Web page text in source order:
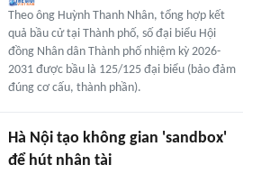
Theo ông Huỳnh Thanh Nhân, tổng hợp kết
quả bầu cử tại Thành phố, số đại biểu Hội
đồng Nhân dân Thành phố nhiệm kỳ 2026-
2031 được bầu là 125/125 đại biểu (bảo đảm
đúng cơ cấu, thành phần).
Hà Nội tạo không gian 'sandbox'
để hút nhân tài